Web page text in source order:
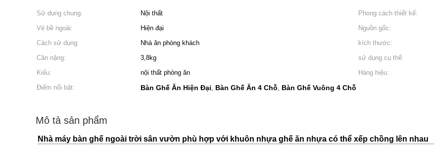
Sử dụng chung: Nội thất Phong cách thiết kế:
Vẻ bề ngoài:
Hiện đại Nguồn gốc:
Cách sử dụng:
Nhà ăn phòng khách kích thước:
Cân nặng:
3,8kg sử dụng cụ thể:
Kiểu:
nội thất phòng ăn Hàng hiệu:
Điểm nổi bật:
Bàn Ghế Ăn Hiện Đại, Bàn Ghế Ăn 4 Chỗ, Bàn Ghế Vuông 4 Chỗ
Mô tả sản phẩm
Nhà máy bàn ghế ngoài trời sân vườn phù hợp với khuôn nhựa ghế ăn nhựa có thể xếp chồng lên nhau